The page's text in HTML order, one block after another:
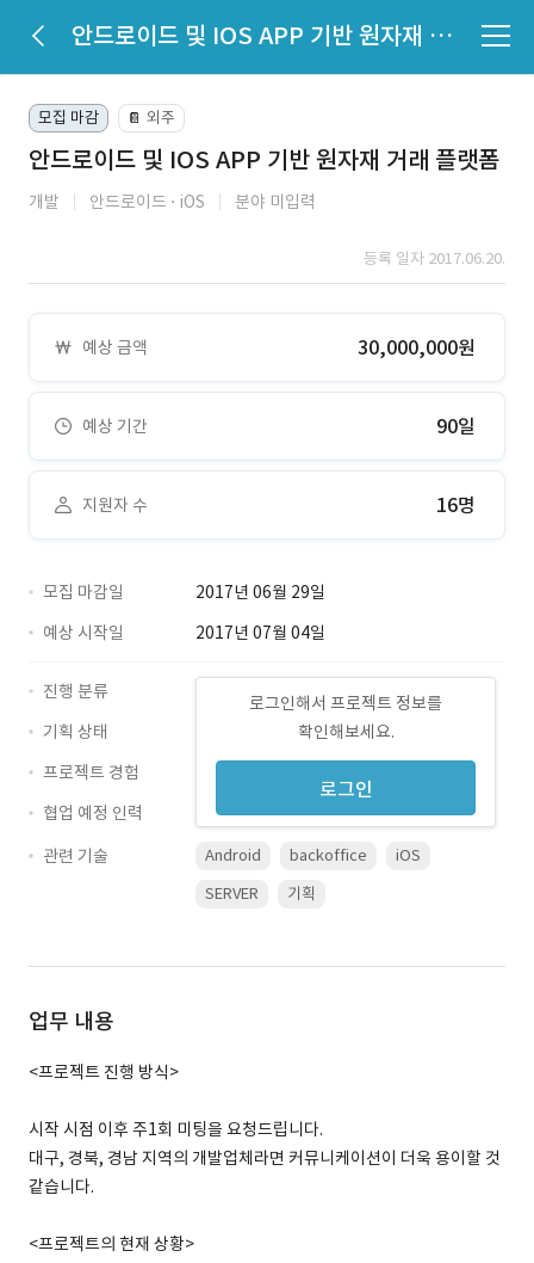
안드로이드 및 IOS APP 기반 원자재 거래 플랫폼
모집 마감 📔 외주
안드로이드 및 IOS APP 기반 원자재 거래 플랫폼
개발 안드로이드 iOS 분야 미입력
등록 일자 2017.06.20.
예상 금액 30,000,000원
예상 기간 90일
지원자 수 16명
모집 마감일
2017년 06월 29일
예상 시작일
2017년 07월 04일
로그인해서 프로젝트 정보를
확인해보세요.
로그인
진행 분류
기획 상태
프로젝트 경험
협업 예정 인력
관련 기술
Android backoffice
iOS
SERVER
기획
업무 내용
<프로젝트 진행 방식>
시작 시점 이후 주1회 미팅을 요청드립니다.
대구, 경북, 경남 지역의 개발업체라면 커뮤니케이션이 더욱 용이할 것
같습니다.
<프로젝트의 현재 상황>